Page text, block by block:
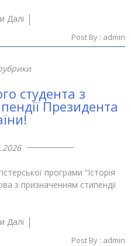
Далі
Post By : admin
студента з
Президента
програми “Історія
з призначенням стипендії
Далі
Post By : admin